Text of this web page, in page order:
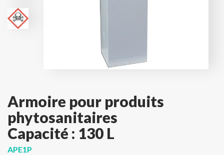
Armoire pour produits
phytosanitaires
Capacité : 130 L
APE1P